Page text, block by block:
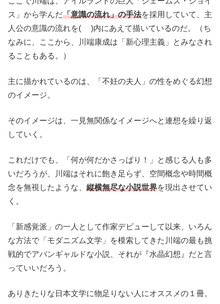
ス」から学んだ「意識の流れ」の手法を採用していて、主
人公の意識の流れを( )内にあえて描いているのだ。（ち
なみに、ここから、川端康成は「新心理主義」とみなされ
ることもある。）
主に描かれているのは、「不妊の夫人」の性をめぐる幻想
のイメージ。
そのイメージは、一見無関係なイメージへと連想を繰り返
していく。
これだけでも、「何が何だかさっぱり！」と感じる人も多
いだろうが、川端はそれに飽き足らず、空間概念や時間概
念を無視したような、 縦横無尽な小説世界を現出させてい
く。
「新感覚派」の一人として作家デビューして以来、いろん
な方法で「モダニズム文学」を模索してきた川端の最も挑
戦的でアバンギャルドな小説、それが『水晶幻想』だと言
っていいだろう。
ありきたりな日本文学に物足りない人にオススメの１冊。